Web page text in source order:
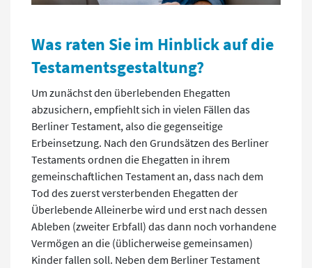
Was raten Sie im Hinblick auf die
Testamentsgestaltung?
Um zunächst den überlebenden Ehegatten
abzusichern, empfiehlt sich in vielen Fällen das
Berliner Testament, also die gegenseitige
Erbeinsetzung. Nach den Grundsätzen des Berliner
Testaments ordnen die Ehegatten in ihrem
gemeinschaftlichen Testament an, dass nach dem
Tod des zuerst versterbenden Ehegatten der
Überlebende Alleinerbe wird und erst nach dessen
Ableben (zweiter Erbfall) das dann noch vorhandene
Vermögen an die (üblicherweise gemeinsamen)
Kinder fallen soll. Neben dem Berliner Testament